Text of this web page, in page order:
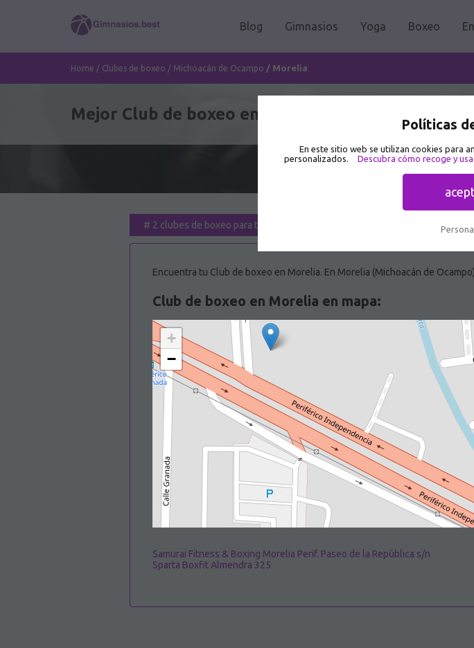
Políticas
En este sitio web se utilizan cookies para
personalizados.
Descubra cómo recoge y
Blog Gimnasios Yoga Boxeo
Home / Clubes de boxeo / Michoacán de Ocampo / Morelia
Mejor Club de boxeo en Morelia 🥇
# 2 clubes de boxeo para ti
Encuentra tu Club de boxeo en Morelia. En Morelia (Michoacán de
Club de boxeo en Morelia en mapa:
+
−
Samurai Fitness & Boxing Morelia Perif. Paseo de la República s/n
Sparta Boxfit Almendra 325